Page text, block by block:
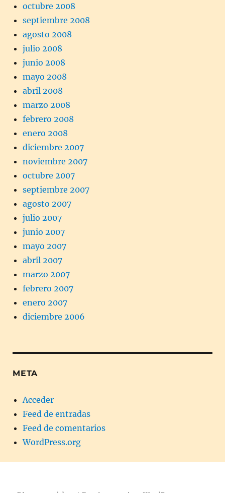
octubre 2008
septiembre 2008
agosto 2008
julio 2008
junio 2008
mayo 2008
abril 2008
marzo 2008
febrero 2008
enero 2008
diciembre 2007
noviembre 2007
octubre 2007
septiembre 2007
agosto 2007
julio 2007
junio 2007
mayo 2007
abril 2007
marzo 2007
febrero 2007
enero 2007
diciembre 2006
META
Acceder
Feed de entradas
Feed de comentarios
WordPress.org